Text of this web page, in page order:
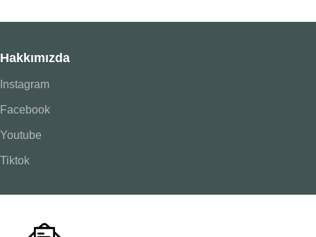
Hakkımızda
Instagram
Facebook
Youtube
Tiktok